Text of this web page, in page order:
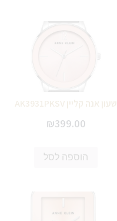
שעון אנה קליין AK3931PKSV
₪399.00
הוספה לסל